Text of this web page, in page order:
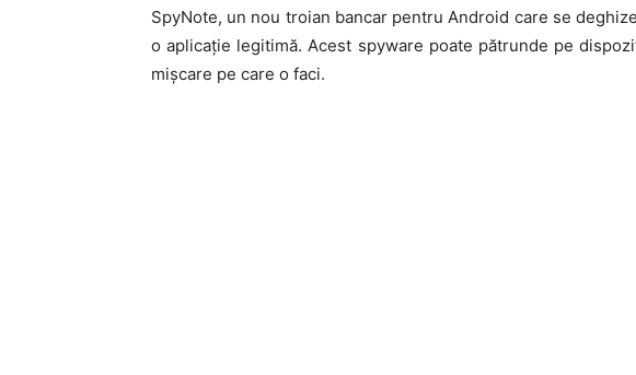
SpyNote, un nou troian bancar pentru Android care se
o aplicație legitimă. Acest spyware poate pătrunde pe
mișcare pe care o faci.